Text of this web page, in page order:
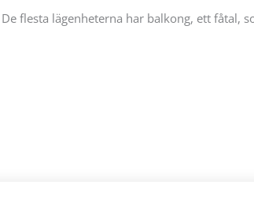
flesta lägenheterna har balkong, ett fåtal,